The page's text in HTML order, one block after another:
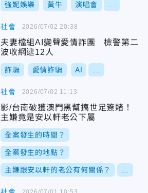
強妮娛樂 黃牛 演唱會
社會
夫妻檔組AI變聲愛情詐團 檢警第二
波收網逮12人
詐騙 愛情詐騙 AI
2026/07/02 20:38
社會
影/台南破獲澳門黑幫搞世足簽賭！
主嫌竟是安以軒老公下屬
全案發生的時間？
全案發生的地點？
主嫌跟安以軒的老公有何關係？
2026/07/02 11:13